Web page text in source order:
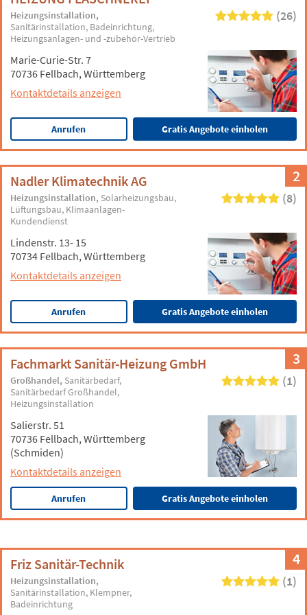
Heizungsinstallation
Sanitärinstallation Badeinrichtung
Heizungsanlagen- und -zubehör-Vertrieb
(26)
Marie-Curie-Str. 7
70736 Fellbach, Württemberg
Kontaktdetails anzeigen
Anrufen Gratis Angebote einholen
2
Nadler Klimatechnik AG
Heizungsinstallation Solarheizungsbau
Lüftungsbau Klimaanlagen-
Kundendienst
(8)
Lindenstr. 13- 15
70734 Fellbach, Württemberg
Kontaktdetails anzeigen
Anrufen Gratis Angebote einholen
3
Fachmarkt Sanitär-Heizung GmbH
Großhandel Sanitärbedarf
Sanitärbedarf Großhandel
Heizungsinstallation
(1)
Salierstr. 51
70736 Fellbach, Württemberg
(Schmiden)
Kontaktdetails anzeigen
Anrufen Gratis Angebote einholen
4
Friz Sanitär-Technik
Heizungsinstallation
Sanitärinstallation Klempner
Badeinrichtung
(1)